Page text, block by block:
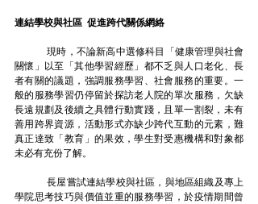
連結學校與社區  促進跨代關係網絡
	現時，不論新高中選修科目「健康管理與社會
關懷」以至「其他學習經歷」都不乏與人口老化、長
者有關的議題，強調服務學習、社會服務的重要。一
般的服務學習仍停留於探訪老人院的單次服務，欠缺
長遠規劃及後續之具體行動實踐，且單一割裂，未有
善用跨界資源，活動形式亦缺少跨代互動的元素，難
真正達致「教育」的果效，學生對受惠機構和對象都
未必有充份了解。
	長屋嘗試連結學校與社區，與地區組織及專上
學院思考技巧與價值並重的服務學習，於疫情期間曾